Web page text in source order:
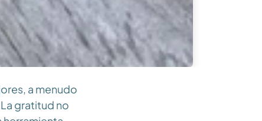
a menudo
gratitud no